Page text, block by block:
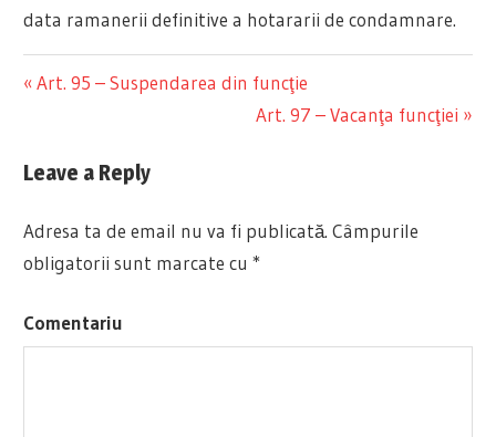
data ramanerii definitive a hotararii de condamnare.
în
Previous
Art. 95 – Suspendarea din funcţie
Next
Art. 97 – Vacanţa funcţiei
Leave a Reply
Adresa ta de email nu va fi publicată. Câmpurile
obligatorii sunt marcate cu*
Comentariu